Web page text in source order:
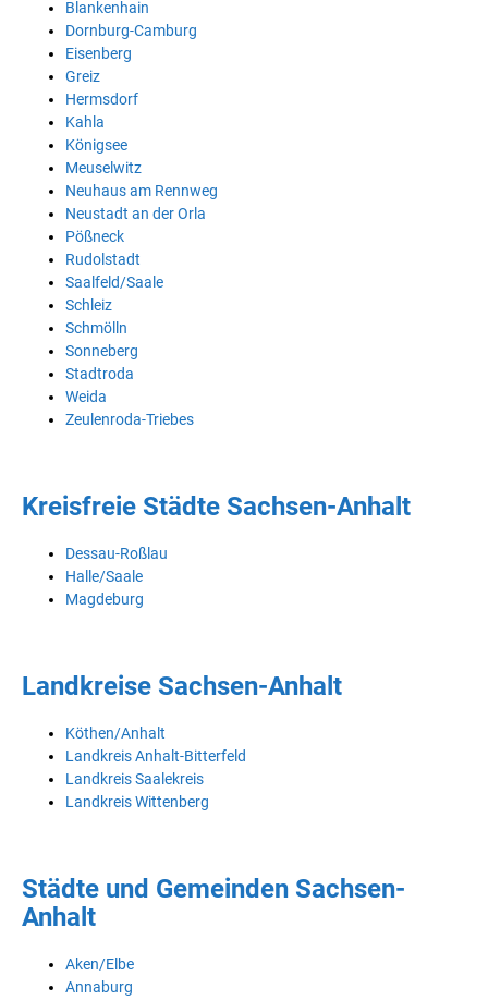
Blankenhain
Dornburg-Camburg
Eisenberg
Greiz
Hermsdorf
Kahla
Königsee
Meuselwitz
Neuhaus am Rennweg
Neustadt an der Orla
Pößneck
Rudolstadt
Saalfeld/Saale
Schleiz
Schmölln
Sonneberg
Stadtroda
Weida
Zeulenroda-Triebes
Kreisfreie Städte Sachsen-Anhalt
Dessau-Roßlau
Halle/Saale
Magdeburg
Landkreise Sachsen-Anhalt
Köthen/Anhalt
Landkreis Anhalt-Bitterfeld
Landkreis Saalekreis
Landkreis Wittenberg
Städte und Gemeinden Sachsen-
Anhalt
Aken/Elbe
Annaburg